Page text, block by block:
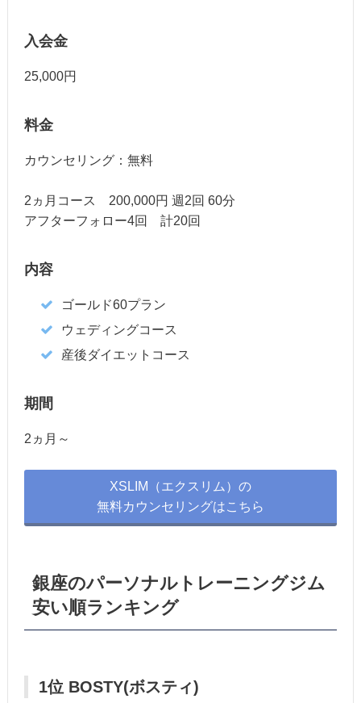
入会金
25,000円
料金
カウンセリング：無料
2ヵ月コース 200,000円 週2回 60分
アフターフォロー4回 計20回
内容
ゴールド60プラン
ウェディングコース
産後ダイエットコース
期間
2ヵ月～
XSLIM（エクスリム）の
無料カウンセリングはこちら
銀座のパーソナルトレーニングジム
安い順ランキング
1位 BOSTY(ボスティ)